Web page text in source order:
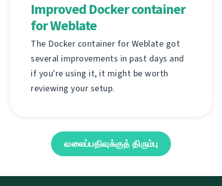
Improved Docker container
for Weblate
The Docker container for Weblate got
several improvements in past days and
if you're using it, it might be worth
reviewing your setup.
வலைப்பதிவுக்குத் திரும்பு